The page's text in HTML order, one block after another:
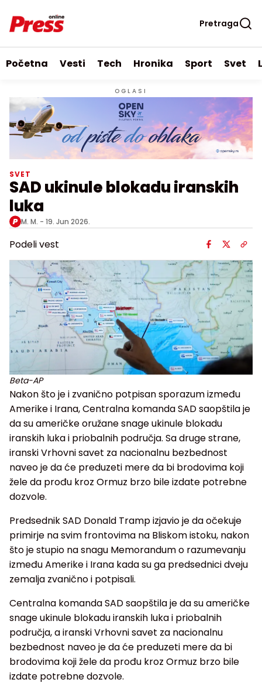
Pretraga
Početna Vesti Tech Hronika Sport Svet
OGLASI
SVET
SAD ukinule blokadu iranskih
luka
M. M. - 19. Jun 2026.
Podeli vest
Beta-AP
Nakon što je i zvanično potpisan sporazum između
Amerike i Irana, Centralna komanda SAD saopštila je
da su američke oružane snage ukinule blokadu
iranskih luka i priobalnih područja. Sa druge strane,
iranski Vrhovni savet za nacionalnu bezbednost
naveo je da će preduzeti mere da bi brodovima koji
žele da prođu kroz Ormuz brzo bile izdate potrebne
dozvole.
Predsednik SAD Donald Tramp izjavio je da očekuje
primirje na svim frontovima na Bliskom istoku, nakon
što je stupio na snagu Memorandum o razumevanju
između Amerike i Irana kada su ga predsednici dveju
zemalja zvanično i potpisali.
Centralna komanda SAD saopštila je da su američke
snage ukinule blokadu iranskih luka i priobalnih
područja, a iranski Vrhovni savet za nacionalnu
bezbednost naveo je da će preduzeti mere da bi
brodovima koji žele da prođu kroz Ormuz brzo bile
izdate potrebne dozvole.